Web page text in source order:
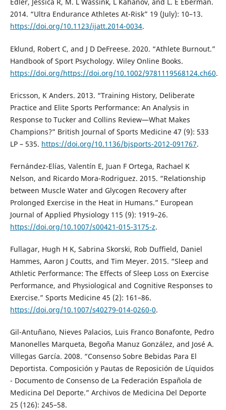
Edler, Jessica R, M. L Wassink, L Kahanov, and L. E Eberman.
2014. “Ultra Endurance Athletes At-Risk” 19 (July): 10–13.
https://doi.org/10.1123/ijatt.2014-0034.
Eklund, Robert C, and J D DeFreese. 2020. “Athlete Burnout.”
Handbook of Sport Psychology. Wiley Online Books.
https://doi.org/https://doi.org/10.1002/9781119568124.ch60.
Ericsson, K Anders. 2013. “Training History, Deliberate
Practice and Elite Sports Performance: An Analysis in
Response to Tucker and Collins Review—What Makes
Champions?” British Journal of Sports Medicine 47 (9): 533
LP – 535. https://doi.org/10.1136/bjsports-2012-091767.
Fernández-Elías, Valentín E, Juan F Ortega, Rachael K
Nelson, and Ricardo Mora-Rodriguez. 2015. “Relationship
between Muscle Water and Glycogen Recovery after
Prolonged Exercise in the Heat in Humans.” European
Journal of Applied Physiology 115 (9): 1919–26.
https://doi.org/10.1007/s00421-015-3175-z.
Fullagar, Hugh H K, Sabrina Skorski, Rob Duffield, Daniel
Hammes, Aaron J Coutts, and Tim Meyer. 2015. “Sleep and
Athletic Performance: The Effects of Sleep Loss on Exercise
Performance, and Physiological and Cognitive Responses to
Exercise.” Sports Medicine 45 (2): 161–86.
https://doi.org/10.1007/s40279-014-0260-0.
Gil-Antuñano, Nieves Palacios, Luis Franco Bonafonte, Pedro
Manonelles Marqueta, Begoña Manuz González, and José A.
Villegas García. 2008. “Consenso Sobre Bebidas Para El
Deportista. Composición y Pautas de Reposición de Líquidos
- Documento de Consenso de La Federación Española de
Medicina Del Deporte.” Archivos de Medicina Del Deporte
25 (126): 245–58.